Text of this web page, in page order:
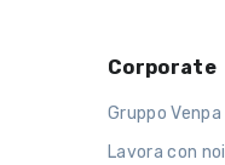
Corporate
Gruppo Venpa
Lavora con noi